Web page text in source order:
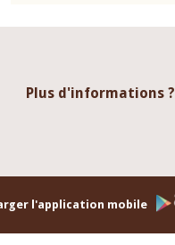
Plus d'informations ?
l'application mobile